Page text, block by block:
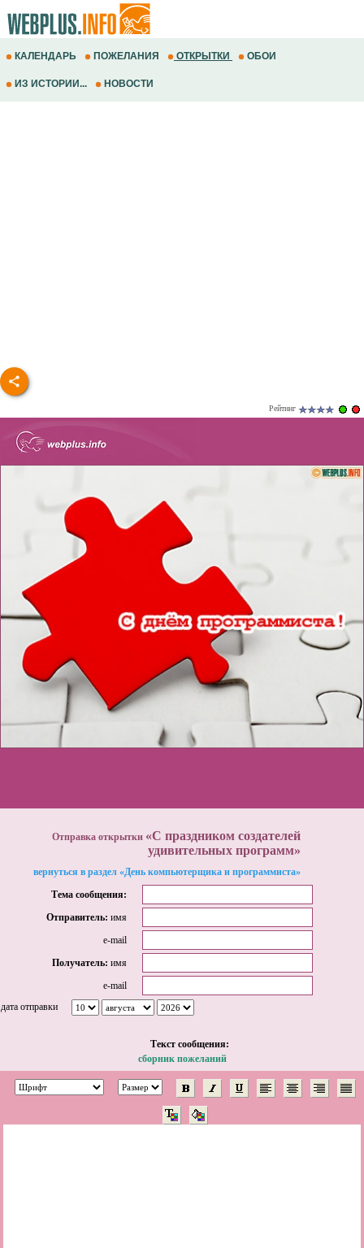
КАЛЕНДАРЬ ПОЖЕЛАНИЯ ОТКРЫТКИ ОБОИ
ИЗ ИСТОРИИ... НОВОСТИ
Рейтинг
Отправка открытки «С праздником создателей
удивительных программ»
вернуться в раздел «День компьютерщика и программиста»
Тема сообщения:
Отправитель: имя
e-mail
Получатель: имя
e-mail
дата отправки
Tекст сообщения:
сборник пожеланий